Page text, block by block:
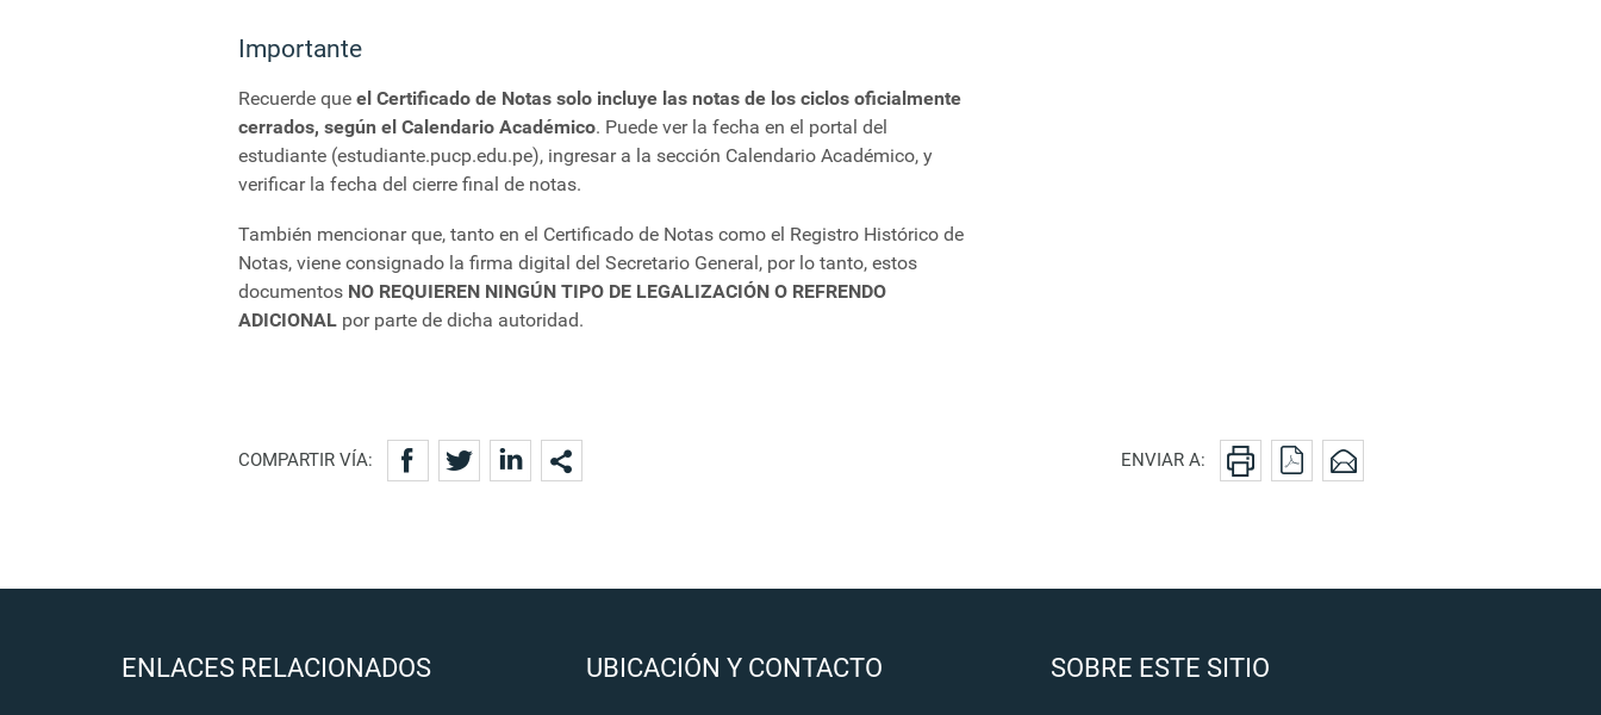
Importante
Recuerde que el Certificado de Notas solo incluye las notas de los ciclos oficialmente
cerrados, según el Calendario Académico. Puede ver la fecha en el portal del
estudiante (estudiante.pucp.edu.pe), ingresar a la sección Calendario Académico, y
verificar la fecha del cierre final de notas.
También mencionar que, tanto en el Certificado de Notas como el Registro Histórico de
Notas, viene consignado la firma digital del Secretario General, por lo tanto, estos
documentos NO REQUIEREN NINGÚN TIPO DE LEGALIZACIÓN O REFRENDO
ADICIONAL por parte de dicha autoridad.
COMPARTIR VÍA: ENVIAR A:
ENLACES RELACIONADOS UBICACIÓN Y CONTACTO SOBRE ESTE SITIO